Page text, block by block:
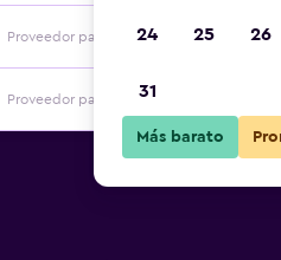
Proveedor para Hotel Am Schiffshebewerk
Proveedor para Hotel Am Schiffshebewerk
24 25 26
31
Más barato